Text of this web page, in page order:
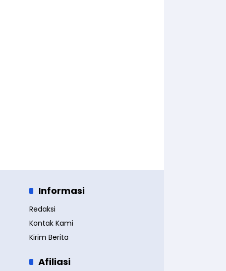
Informasi
Redaksi
Kontak Kami
Kirim Berita
Afiliasi